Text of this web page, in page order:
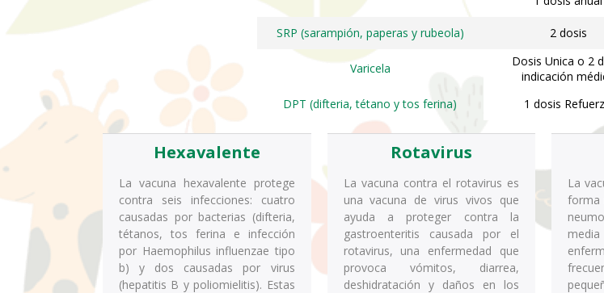
SRP (sarampión, paperas y rubeola) 2 dosis
Varicela
Dosis Unica o 2
indicación
DPT (difteria, tétano y tos ferina) 1 dosis
Hexavalente
La vacuna hexavalente protege
contra seis infecciones: cuatro
causadas por bacterias (difteria,
tétanos, tos ferina e infección
por Haemophilus influenzae tipo
b) y dos causadas por virus
(hepatitis B y poliomielitis). Estas
Rotavirus
La vacuna contra el rotavirus es
una vacuna de virus vivos que
ayuda a proteger contra la
gastroenteritis causada por el
rotavirus, una enfermedad que
provoca vómitos, diarrea,
deshidratación y daños en los
La
forma